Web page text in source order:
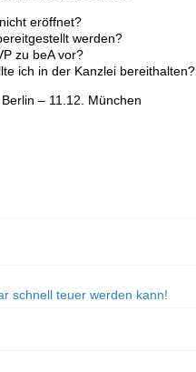
eröffnet?
werden?
zu beA vor?
ich in der Kanzlei bereithalten?
– 11.12. München
schnell teuer werden kann!